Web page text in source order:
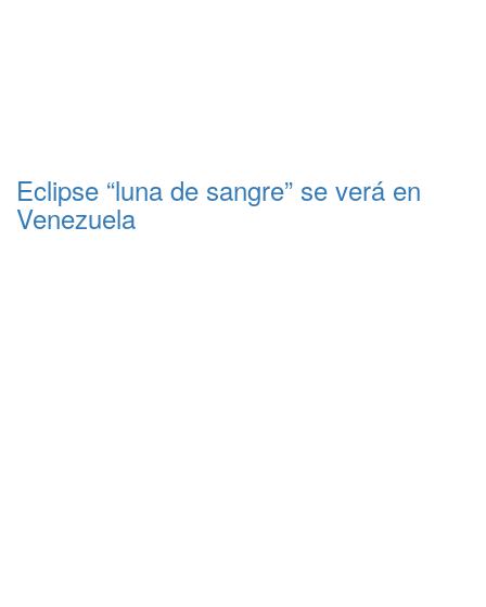
Eclipse “luna de sangre” se verá en
Venezuela